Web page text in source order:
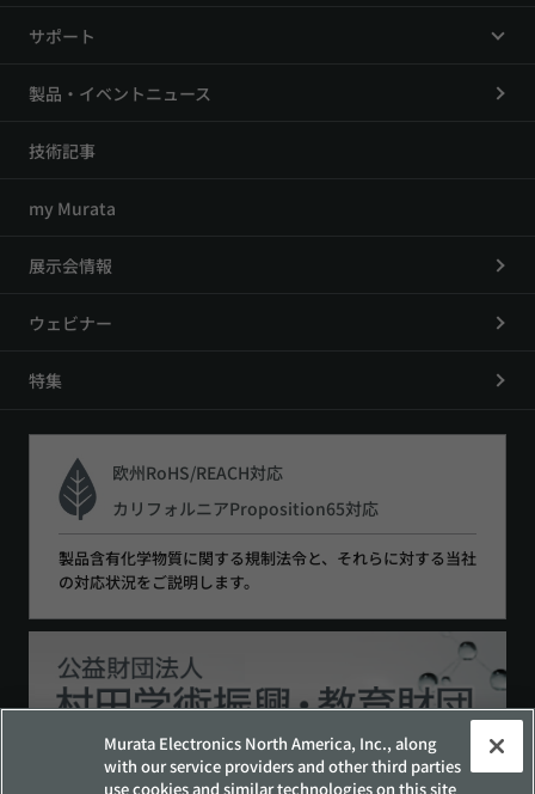
サポート
製品・イベントニュース
技術記事
my Murata
展示会情報
ウェビナー
特集
欧州RoHS/REACH対応
カリフォルニアProposition65対応
製品含有化学物質に関する規制法令と、それらに対する当社
の対応状況をご説明します。
Murata Electronics North America, Inc., along
with our service providers and other third parties
use cookies and similar technologies on this site